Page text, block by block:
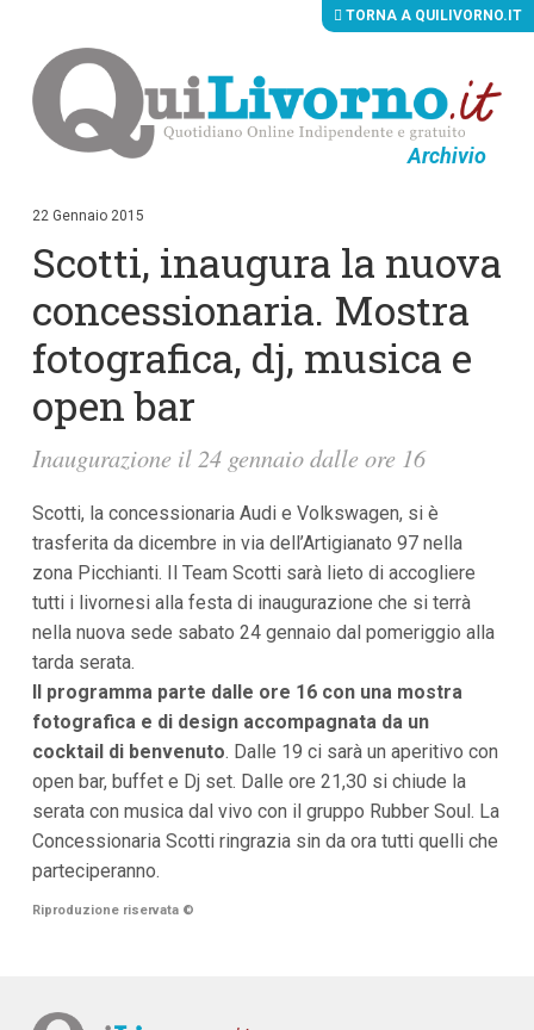
Archivio
i
i
c
n
e
n
t
p
r
n
c
i
p
a
l
i
V
i
a
M
e
ù
P
i
c
e
TORNA A QUILIVORNO.IT
22 Gennaio 2015
Scotti, inaugura la nuova
concessionaria. Mostra
fotografica, dj, musica e
open bar
Inaugurazione il 24 gennaio dalle ore 16
Scotti, la concessionaria Audi e Volkswagen, si è
trasferita da dicembre in via dell’Artigianato 97 nella
zona Picchianti. Il Team Scotti sarà lieto di accogliere
tutti i livornesi alla festa di inaugurazione che si terrà
nella nuova sede sabato 24 gennaio dal pomeriggio alla
tarda serata.
Il programma parte dalle ore 16 con una mostra
fotografica e di design accompagnata da un
cocktail di benvenuto. Dalle 19 ci sarà un aperitivo con
open bar, buffet e Dj set. Dalle ore 21,30 si chiude la
serata con musica dal vivo con il gruppo Rubber Soul. La
Concessionaria Scotti ringrazia sin da ora tutti quelli che
parteciperanno.
Riproduzione riservata ©